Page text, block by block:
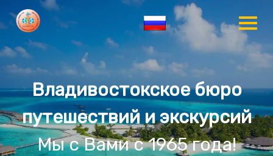
Владивостокское бюро
путешествий и экскурсий
Мы с Вами с 1965 года!